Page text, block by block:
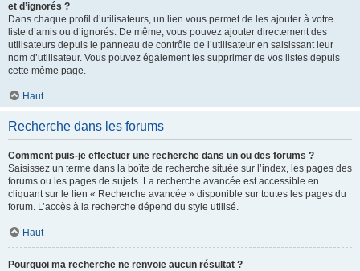
et d’ignorés ?
Dans chaque profil d’utilisateurs, un lien vous permet de les ajouter à votre
liste d’amis ou d’ignorés. De même, vous pouvez ajouter directement des
utilisateurs depuis le panneau de contrôle de l’utilisateur en saisissant leur
nom d’utilisateur. Vous pouvez également les supprimer de vos listes depuis
cette même page.
Haut
Recherche dans les forums
Comment puis-je effectuer une recherche dans un ou des forums ?
Saisissez un terme dans la boîte de recherche située sur l’index, les pages des
forums ou les pages de sujets. La recherche avancée est accessible en
cliquant sur le lien « Recherche avancée » disponible sur toutes les pages du
forum. L’accès à la recherche dépend du style utilisé.
Haut
Pourquoi ma recherche ne renvoie aucun résultat ?